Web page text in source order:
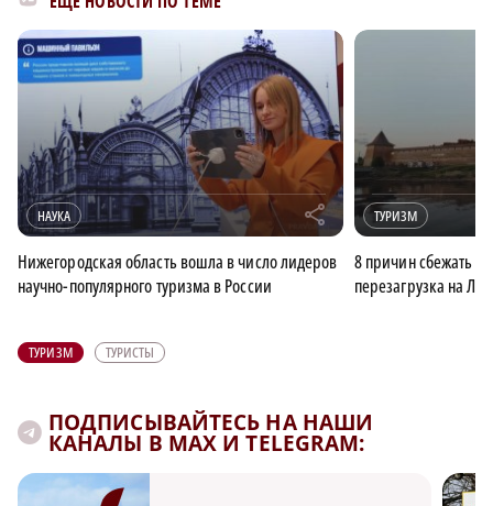
НАУКА r
Нижегородская область вошла в число лидеров
научно-популярного туризма в России
ТУРИЗМ
8 причин сбежать в
перезагрузка на
ТУРИЗМ ТУРИСТЫ
ПОДПИСЫВАЙТЕСЬ НА НАШИ
КАНАЛЫ В MAX И TELEGRAM: